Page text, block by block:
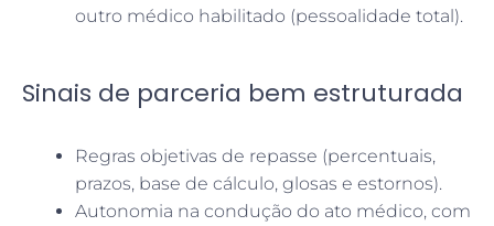
outro médico habilitado (pessoalidade total).
Sinais de parceria bem estruturada
Regras objetivas de repasse (percentuais,
prazos, base de cálculo, glosas e estornos).
Autonomia na condução do ato médico, com